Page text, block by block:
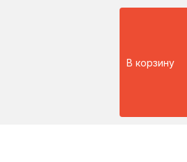
В корзину